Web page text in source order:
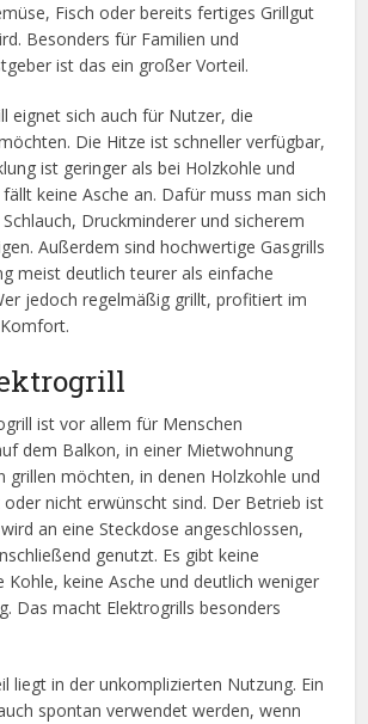
Fisch oder bereits fertiges Grillgut
Besonders für Familien und
ist das ein großer Vorteil.
eignet sich auch für Nutzer, die
Die Hitze ist schneller verfügbar,
ist geringer als bei Holzkohle und
keine Asche an. Dafür muss man sich
Druckminderer und sicherem
Außerdem sind hochwertige Gasgrills
meist deutlich teurer als einfache
jedoch regelmäßig grillt, profitiert im
ist vor allem für Menschen
dem Balkon, in einer Mietwohnung
grillen möchten, in denen Holzkohle und
nicht erwünscht sind. Der Betrieb ist
an eine Steckdose angeschlossen,
genutzt. Es gibt keine
Kohle, keine Asche und deutlich weniger
Das macht Elektrogrills besonders
liegt in der unkomplizierten Nutzung. Ein
spontan verwendet werden, wenn